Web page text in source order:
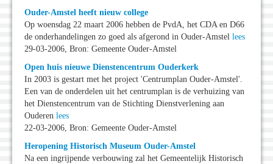
Ouder-Amstel heeft nieuw college
Op woensdag 22 maart 2006 hebben de PvdA, het CDA en D66
de onderhandelingen zo goed als afgerond in Ouder-Amstel lees
29-03-2006, Bron: Gemeente Ouder-Amstel
Open huis nieuwe Dienstencentrum Ouderkerk
In 2003 is gestart met het project 'Centrumplan Ouder-Amstel'.
Een van de onderdelen uit het centrumplan is de verhuizing van
het Dienstencentrum van de Stichting Dienstverlening aan
Ouderen lees
22-03-2006, Bron: Gemeente Ouder-Amstel
Heropening Historisch Museum Ouder-Amstel
Na een ingrijpende verbouwing zal het Gemeentelijk Historisch